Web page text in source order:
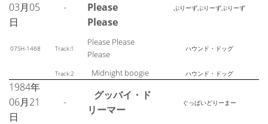
03月05
日
-
Please
Please
ぷりーずぷりーずぷりーず
07SH-1468 Track:1
Please Please
Please
ハウンド・ドッグ
Track:2 Midnight boogie ハウンド・ドッグ
1984年
06月21
日
-
グッバイ・ド
リーマー
ぐっばいどりーまー